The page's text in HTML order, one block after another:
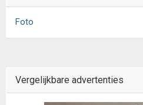
Foto
Vergelijkbare advertenties